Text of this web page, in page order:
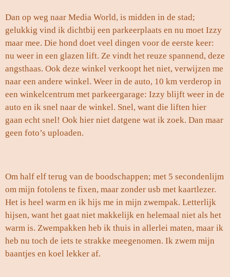
Dan op weg naar Media World, is midden in de stad;
gelukkig vind ik dichtbij een parkeerplaats en nu moet Izzy
maar mee. Die hond doet veel dingen voor de eerste keer:
nu weer in een glazen lift. Ze vindt het reuze spannend, deze
angsthaas. Ook deze winkel verkoopt het niet, verwijzen me
naar een andere winkel. Weer in de auto, 10 km verderop in
een winkelcentrum met parkeergarage: Izzy blijft weer in de
auto en ik snel naar de winkel. Snel, want die liften hier
gaan echt snel! Ook hier niet datgene wat ik zoek. Dan maar
geen foto’s uploaden.
Om half elf terug van de boodschappen; met 5 secondenlijm
om mijn fotolens te fixen, maar zonder usb met kaartlezer.
Het is heel warm en ik hijs me in mijn zwempak. Letterlijk
hijsen, want het gaat niet makkelijk en helemaal niet als het
warm is. Zwempakken heb ik thuis in allerlei maten, maar ik
heb nu toch de iets te strakke meegenomen. Ik zwem mijn
baantjes en koel lekker af.